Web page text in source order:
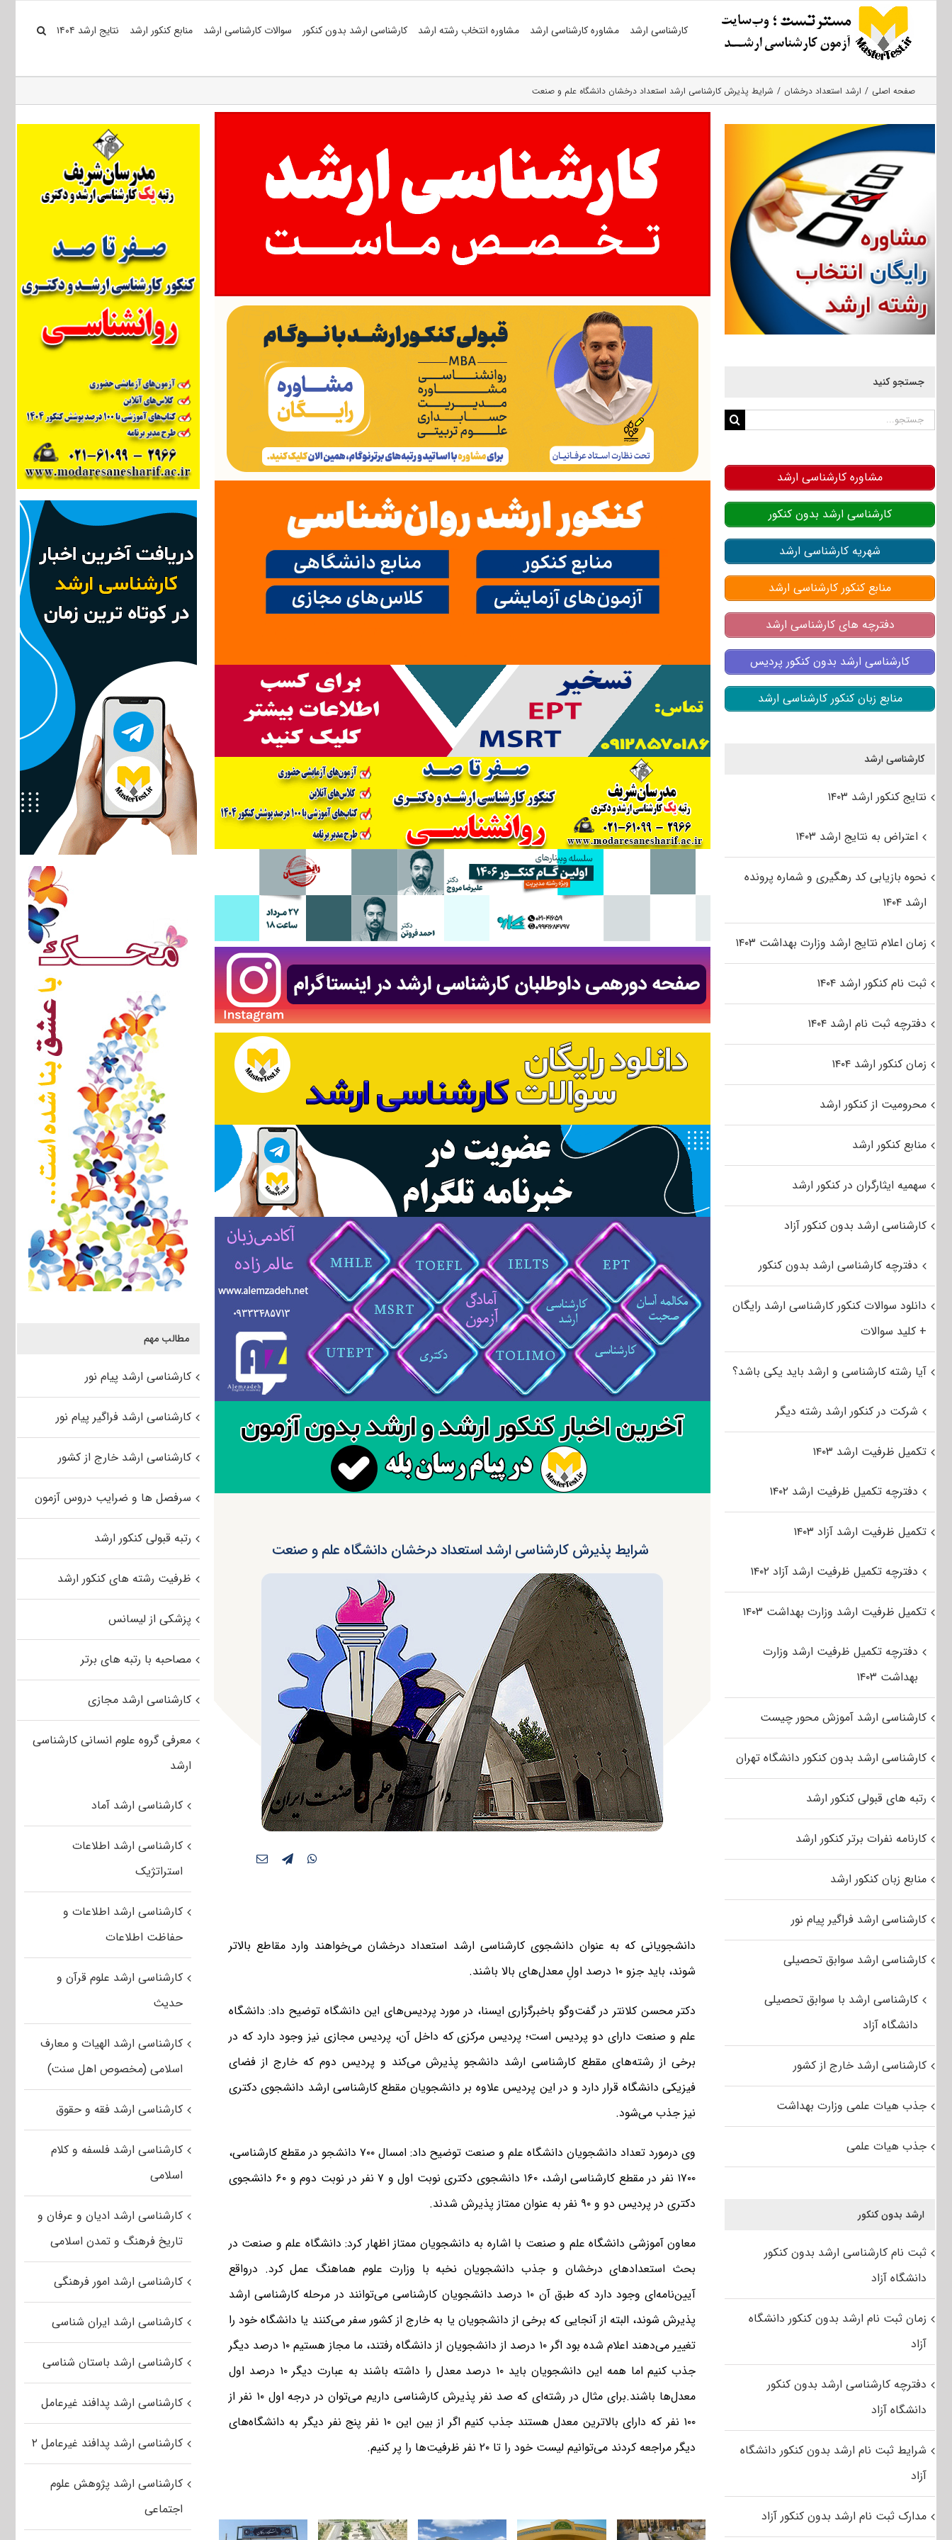
کارشناسی ارشد مشاوره کارشناسی ارشد مشاوره انتخاب رشته ارشد کارشناسی ارشد بدون کنکور سوالات کارشناسی ارشد منابع کنکور ارشد نتایج ارشد ۱۴۰۴
صفحه اصلی ارشد استعداد درخشان شرایط پذیرش کارشناسی ارشد استعداد درخشان دانشگاه علم و صنعت
شرایط پذیرش کارشناسی ارشد استعداد درخشان دانشگاه علم و صنعت
دانشجویانی که به عنوان دانشجوی کارشناسی ارشد استعداد درخشان می‌خواهند وارد مقاطع بالاتر
شوند، باید جزو ۱۰ درصد اولِ معدل‌های بالا باشند.
دکتر محسن کلانتر در گفت‌و‌گو باخبرگزاری ایسنا، در مورد پردیس‌های این دانشگاه توضیح داد: دانشگاه
علم و صنعت دارای دو پردیس است؛ پردیس مرکزی که داخل آن، پردیس مجازی نیز وجود دارد که در
برخی از رشته‌های مقطع کارشناسی ارشد دانشجو پذیرش می‌کند و پردیس دوم که خارج از فضای
فیزیکی دانشگاه قرار دارد و در این پردیس علاوه بر دانشجویان مقطع کارشناسی ارشد دانشجوی دکتری
نیز جذب می‌شود.
وی درمورد تعداد دانشجویان دانشگاه علم و صنعت توضیح داد: امسال ۷۰۰ دانشجو در مقطع کارشناسی،
۱۷۰۰ نفر در مقطع کارشناسی ارشد، ۱۶۰ دانشجوی دکتری نوبت اول و ۷ نفر در نوبت دوم و ۶۰ دانشجوی
دکتری در پردیس دو و ۹۰ نفر به عنوان ممتاز پذیرش شدند.
معاون آموزشی دانشگاه علم و صنعت با اشاره به دانشجویان ممتاز اظهار کرد: دانشگاه علم و صنعت در
بحث استعدادهای درخشان و جذب دانشجویان نخبه با وزارت علوم هماهنگ عمل کرد. درواقع
آیین‌نامه‌ای وجود دارد که طبق آن ۱۰ درصد دانشجویان کارشناسی می‌توانند در مرحله کارشناسی ارشد
پذیرش شوند، البته از آنجایی که برخی از دانشجویان یا به خارج از کشور سفر می‌کنند یا دانشگاه خود را
تغییر می‌دهند اعلام شده بود اگر ۱۰ درصد از دانشجویان از دانشگاه رفتند، ما مجاز هستیم ۱۰ درصد دیگر
جذب کنیم اما همه این دانشجویان باید ۱۰ درصد معدل را داشته باشند به عبارت دیگر ۱۰ درصد اول
معدل‌ها باشند.برای مثال در رشته‌ای که صد نفر پذیرش کارشناسی داریم می‌توان در درجه اول ۱۰ نفر از
۱۰۰ نفر که دارای بالاترین معدل هستند جذب کنیم اگر از بین این ۱۰ نفر پنج نفر دیگر به دانشگاه‌های
دیگر مراجعه کردند می‌توانیم لیست خود را تا ۲۰ نفر ظرفیت‌ها را پر کنیم.
مطالب مهم
کارشناسی ارشد پیام نور
کارشناسی ارشد فراگیر پیام نور
کارشناسی ارشد خارج از کشور
سرفصل ها و ضرایب دروس آزمون
رتبه قبولی کنکور ارشد
ظرفیت رشته های کنکور ارشد
پزشکی از لیسانس
مصاحبه با رتبه های برتر
کارشناسی ارشد مجازی
معرفی گروه علوم انسانی کارشناسی
ارشد
کارشناسی ارشد آماد
کارشناسی ارشد اطلاعات
استراتژیک
کارشناسی ارشد اطلاعات و
حفاظت اطلاعات
کارشناسی ارشد علوم قرآن و
حدیث
کارشناسی ارشد الهیات و معارف
اسلامی (مخصوص اهل سنت)
کارشناسی ارشد فقه و حقوق
کارشناسی ارشد فلسفه و کلام
اسلامی
کارشناسی ارشد ادیان و عرفان و
تاریخ فرهنگ و تمدن اسلامی
کارشناسی ارشد امور فرهنگی
کارشناسی ارشد ایران شناسی
کارشناسی ارشد باستان شناسی
کارشناسی ارشد پدافند غیرعامل
کارشناسی ارشد پدافند غیرعامل ۲
کارشناسی ارشد پژوهش علوم
اجتماعی
جستجو کنید
جستجو
مشاوره کارشناسی ارشد
کارشناسی ارشد بدون کنکور
شهریه کارشناسی ارشد
منابع کنکور کارشناسی ارشد
دفترچه های کارشناسی ارشد
کارشناسی ارشد بدون کنکور پردیس
منابع زبان کنکور کارشناسی ارشد
کارشناسی ارشد
نتایج کنکور ارشد ۱۴۰۳
اعتراض به نتایج ارشد ۱۴۰۳
نحوه بازیابی کد رهگیری و شماره پرونده
ارشد ۱۴۰۴
زمان اعلام نتایج ارشد وزارت بهداشت ۱۴۰۳
ثبت نام کنکور ارشد ۱۴۰۴
دفترچه ثبت نام ارشد ۱۴۰۴
زمان کنکور ارشد ۱۴۰۴
محرومیت از کنکور ارشد
منابع کنکور ارشد
سهمیه ایثارگران در کنکور ارشد
کارشناسی ارشد بدون کنکور آزاد
دفترچه کارشناسی ارشد بدون کنکور
دانلود سوالات کنکور کارشناسی ارشد رایگان
+ کلید سوالات
آیا رشته کارشناسی و ارشد باید یکی باشد؟
شرکت در کنکور ارشد رشته دیگر
تکمیل ظرفیت ارشد ۱۴۰۳
دفترچه تکمیل ظرفیت ارشد ۱۴۰۲
تکمیل ظرفیت ارشد آزاد ۱۴۰۳
دفترچه تکمیل ظرفیت ارشد آزاد ۱۴۰۲
تکمیل ظرفیت ارشد وزارت بهداشت ۱۴۰۳
دفترچه تکمیل ظرفیت ارشد وزارت
بهداشت ۱۴۰۳
کارشناسی ارشد آموزش محور چیست
کارشناسی ارشد بدون کنکور دانشگاه تهران
رتبه های قبولی کنکور ارشد
کارنامه نفرات برتر کنکور ارشد
منابع زبان کنکور ارشد
کارشناسی ارشد فراگیر پیام نور
کارشناسی ارشد سوابق تحصیلی
کارشناسی ارشد با سوابق تحصیلی
دانشگاه آزاد
کارشناسی ارشد خارج از کشور
جذب هیات علمی وزارت بهداشت
جذب هیات علمی
ارشد بدون کنکور
ثبت نام کارشناسی ارشد بدون کنکور
دانشگاه آزاد
زمان ثبت نام ارشد بدون کنکور دانشگاه
آزاد
دفترچه کارشناسی ارشد بدون کنکور
دانشگاه آزاد
شرایط ثبت نام ارشد بدون کنکور دانشگاه
آزاد
مدارک ثبت نام ارشد بدون کنکور آزاد